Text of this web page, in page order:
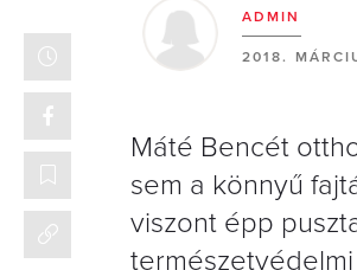
ADMIN
2018.
Máté Bencét
sem a könnyű
viszont épp